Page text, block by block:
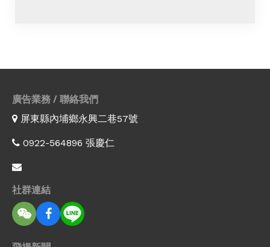
廣告業務 / 聯絡我們
屏東縣內埔鄉永興二巷57號
0922-564896 張慶仁
社群連結